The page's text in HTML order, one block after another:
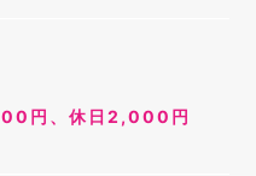
円、休日2,000円